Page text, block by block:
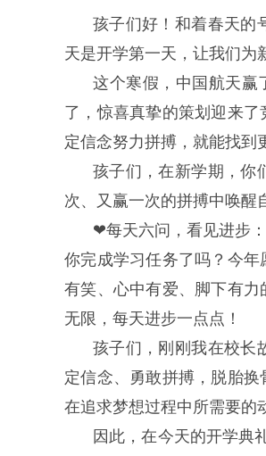
孩子们好！和着春天的
天是开学第一天，让我们为
这个寒假，中国航天赢
了，惊喜真挚的策划迎来
定信念努力拼搏，就能找到
孩子们，在新学期，你
次、又赢一次的拼搏中唤醒
❤每天六问，看见进步
你完成学习任务了吗？今
有笑、心中有爱、脚下有
无限，每天进步一点点！
孩子们，刚刚我在校长
定信念、勇敢拼搏，脱胎
在追求梦想过程中所需要的
因此，在今天的开学典